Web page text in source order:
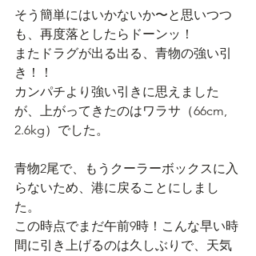
そう簡単にはいかないか〜と思いつつ
も、再度落としたらドーンッ！
またドラグが出る出る、青物の強い引
き！！
カンパチより強い引きに思えました
が、上がってきたのはワラサ（66cm,
2.6kg）でした。
青物2尾で、もうクーラーボックスに入
らないため、港に戻ることにしまし
た。
この時点でまだ午前9時！こんな早い時
間に引き上げるのは久しぶりで、天気